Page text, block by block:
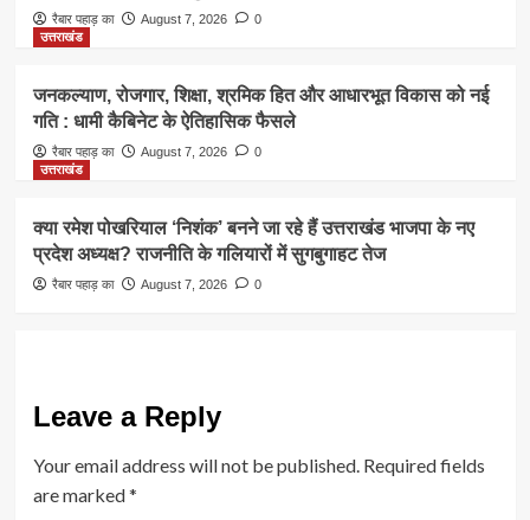
रैबार पहाड़ का August 7, 2026
0
उत्तराखंड
जनकल्याण, रोजगार, शिक्षा, श्रमिक हित और आधारभूत विकास को नई
गति : धामी कैबिनेट के ऐतिहासिक फैसले
रैबार पहाड़ का August 7, 2026
0
उत्तराखंड
क्या रमेश पोखरियाल ‘निशंक’ बनने जा रहे हैं उत्तराखंड भाजपा के नए
प्रदेश अध्यक्ष? राजनीति के गलियारों में सुगबुगाहट तेज
रैबार पहाड़ का August 7, 2026 0
Leave a Reply
Your email address will not be published. Required fields
are marked*